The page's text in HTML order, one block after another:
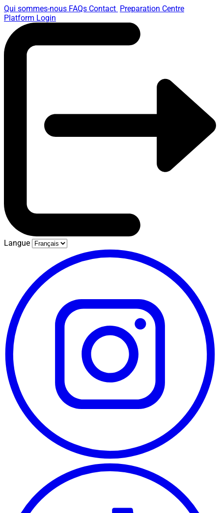
Qui sommes-nous FAQs Contact Preparation Centre
Platform Login
Langue